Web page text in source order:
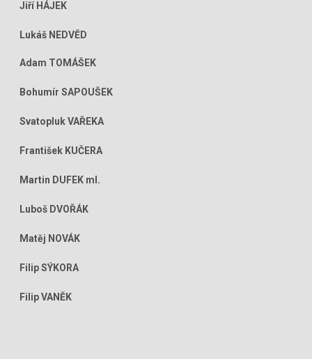
Jiří HÁJEK
Lukáš NEDVĚD
Adam TOMÁŠEK
Bohumír SAPOUŠEK
Svatopluk VAŘEKA
František KUČERA
Martin DUFEK ml.
Luboš DVOŘÁK
Matěj NOVÁK
Filip SÝKORA
Filip VANĚK